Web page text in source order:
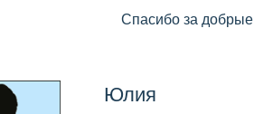
Спасибо за
Юлия